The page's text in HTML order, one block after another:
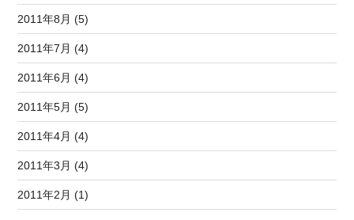
2011年8月 (5)
2011年7月 (4)
2011年6月 (4)
2011年5月 (5)
2011年4月 (4)
2011年3月 (4)
2011年2月 (1)